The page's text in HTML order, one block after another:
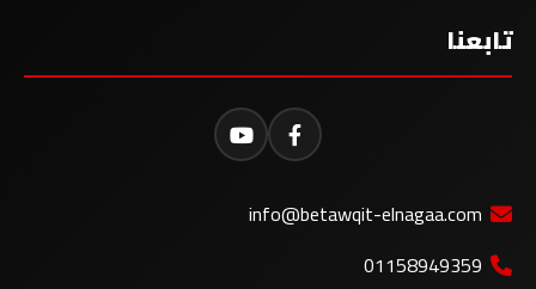
تابعنا
info@betawqit-elnagaa.com
01158949359